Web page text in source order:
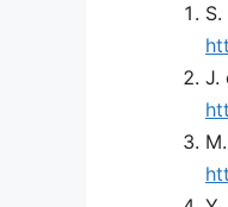
J.